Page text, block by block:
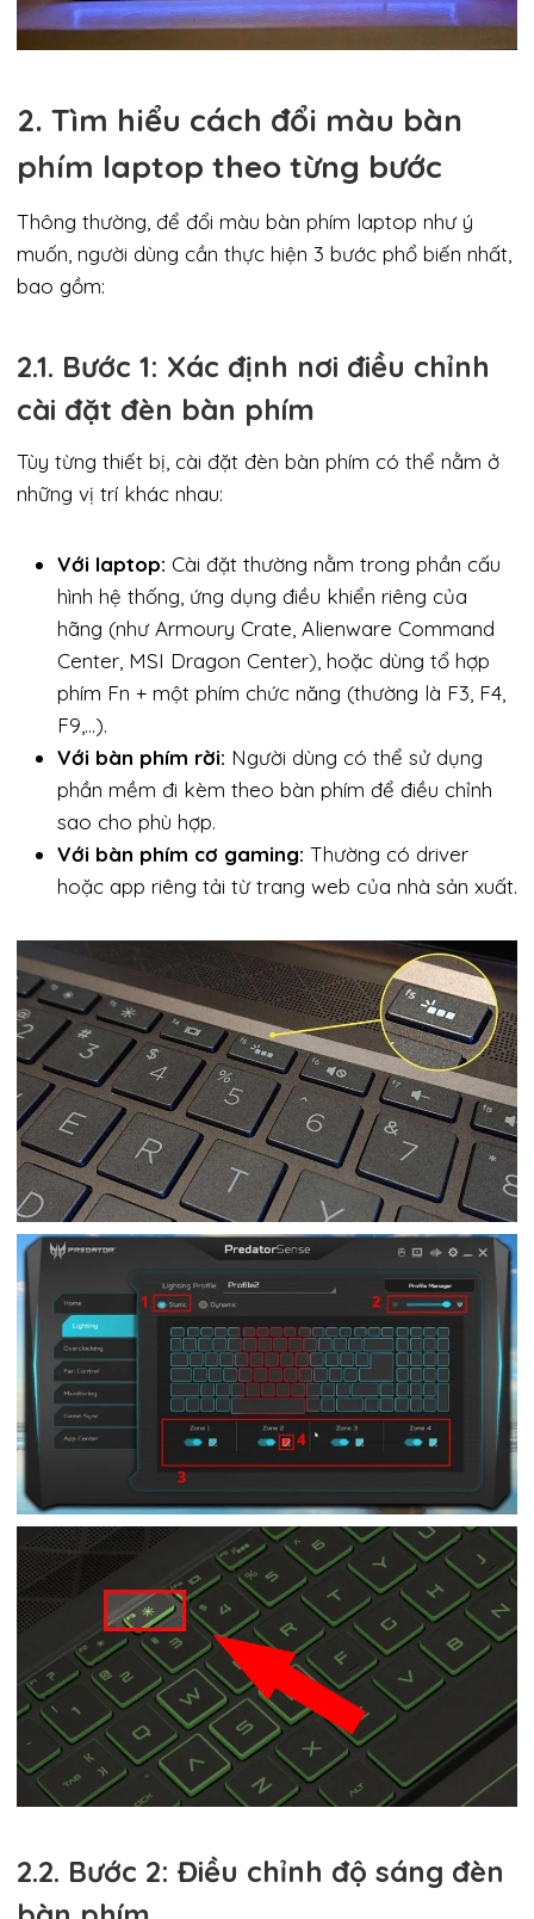
2. Tìm hiểu cách đổi màu bàn
phím laptop theo từng bước
Thông thường, để đổi màu bàn phím laptop như ý
muốn, người dùng cần thực hiện 3 bước phổ biến nhất,
bao gồm:
2.1. Bước 1: Xác định nơi điều chỉnh
cài đặt đèn bàn phím
Tùy từng thiết bị, cài đặt đèn bàn phím có thể nằm ở
những vị trí khác nhau:
Với laptop: Cài đặt thường nằm trong phần cấu
hình hệ thống, ứng dụng điều khiển riêng của
hãng (như Armoury Crate, Alienware Command
Center, MSI Dragon Center), hoặc dùng tổ hợp
phím Fn + một phím chức năng (thường là F3, F4,
F9,…).
Với bàn phím rời: Người dùng có thể sử dụng
phần mềm đi kèm theo bàn phím để điều chỉnh
sao cho phù hợp.
Với bàn phím cơ gaming: Thường có driver
hoặc app riêng tải từ trang web của nhà sản xuất.
2.2. Bước 2: Điều chỉnh độ sáng đèn